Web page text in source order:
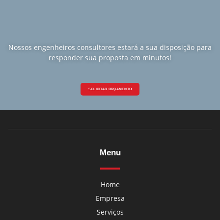
Nossos engenheiros consultores estará a sua disposição para
responder sua proposta em minutos!
SOLICITAR ORÇAMENTO
Menu
Home
Empresa
Serviços